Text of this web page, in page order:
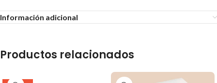
Información adicional
Productos relacionados